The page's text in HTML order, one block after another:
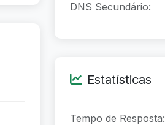
DNS Secundário:
Estatísticas
Tempo de Resposta: